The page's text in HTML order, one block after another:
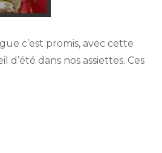
c’est promis, avec cette
dans nos assiettes. Ces